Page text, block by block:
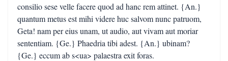
consilio sese velle facere quod ad hanc rem attinet. {An.}
quantum metus est mihi videre huc salvom nunc patruom,
Geta! nam per eius unam, ut audio, aut vivam aut moriar
sententiam. {Ge.} Phaedria tibi adest. {An.} ubinam?
{Ge.} eccum ab s<ua> palaestra exit foras.